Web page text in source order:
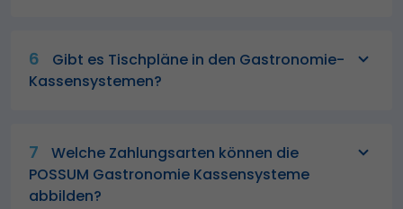
6
Gibt es Tischpläne in den Gastronomie-
Kassensystemen?
7
Welche Zahlungsarten können die
POSSUM Gastronomie Kassensysteme
abbilden?